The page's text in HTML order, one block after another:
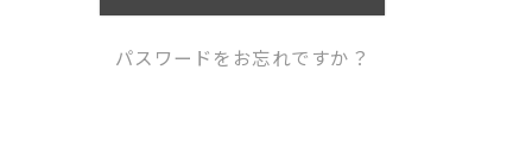
パスワードをお忘れですか？